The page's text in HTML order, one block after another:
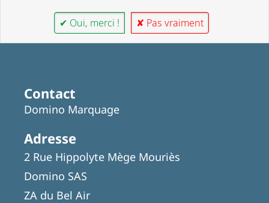
✔ Oui, merci ! ✘ Pas vraiment
Contact
Domino Marquage
Adresse
2 Rue Hippolyte Mège Mouriès
Domino SAS
ZA du Bel Air